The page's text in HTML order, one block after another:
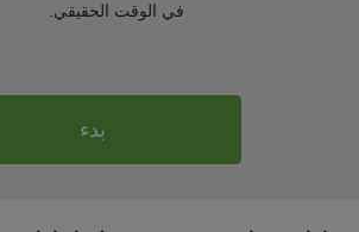
في الوقت الحقيقي.
بدء